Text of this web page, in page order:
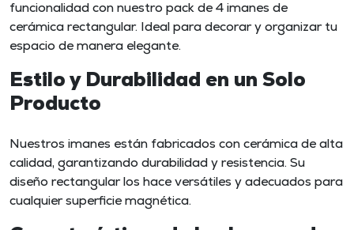
funcionalidad con nuestro pack de 4 imanes de
cerámica rectangular. Ideal para decorar y organizar tu
espacio de manera elegante.
Estilo y Durabilidad en un Solo
Producto
Nuestros imanes están fabricados con cerámica de alta
calidad, garantizando durabilidad y resistencia. Su
diseño rectangular los hace versátiles y adecuados para
cualquier superficie magnética.